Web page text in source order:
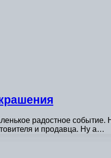
радостное
и продавца. Ну а…